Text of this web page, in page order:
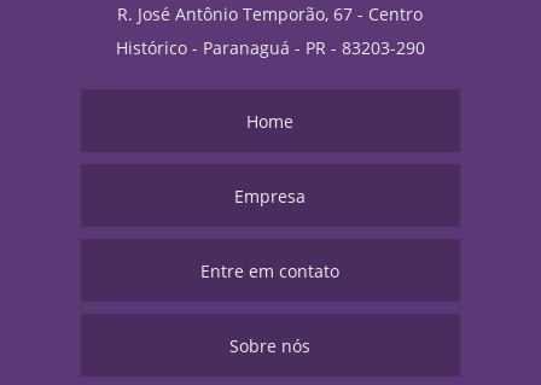
R. José Antônio Temporão, 67 - Centro
Histórico - Paranaguá - PR - 83203-290
Home
Empresa
Entre em contato
Sobre nós